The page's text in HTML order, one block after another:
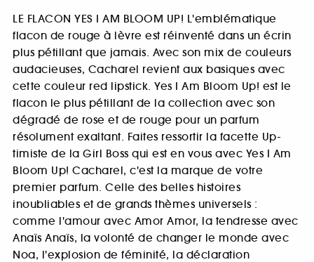
LE FLACON YES I AM BLOOM UP! L'emblématique
flacon de rouge à lèvre est réinventé dans un écrin
plus pétillant que jamais. Avec son mix de couleurs
audacieuses, Cacharel revient aux basiques avec
cette couleur red lipstick. Yes I Am Bloom Up! est le
flacon le plus pétillant de la collection avec son
dégradé de rose et de rouge pour un parfum
résolument exaltant. Faites ressortir la facette Up-
timiste de la Girl Boss qui est en vous avec Yes I Am
Bloom Up! Cacharel, c'est la marque de votre
premier parfum. Celle des belles histoires
inoubliables et de grands thèmes universels :
comme l'amour avec Amor Amor, la tendresse avec
Anaïs Anaïs, la volonté de changer le monde avec
Noa, l'explosion de féminité, la déclaration